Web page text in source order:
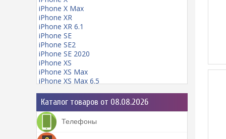
iPhone X Max
iPhone XR
iPhone XR 6.1
iPhone SE
iPhone SE2
iPhone SE 2020
iPhone XS
iPhone XS Max
iPhone XS Max 6.5
iPhone 11 mini
iPhone 11 Pro
iPhone 11 Pro Max
iPhone 12
iPhone 12 Pro
Каталог товаров от 08.08.2026
Телефоны